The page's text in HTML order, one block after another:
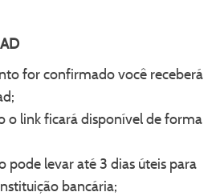
for confirmado você receberá
o link ficará disponível de forma
pode levar até 3 dias úteis para
bancária;